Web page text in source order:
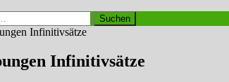
Infinitivsätze
Infinitivsätze